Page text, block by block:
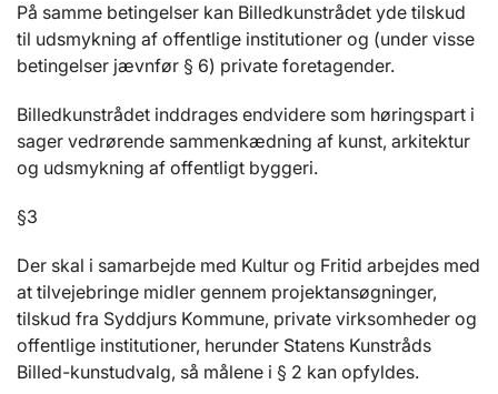
På samme betingelser kan Billedkunstrådet yde tilskud
til udsmykning af offentlige institutioner og (under visse
betingelser jævnfør § 6) private foretagender.
Billedkunstrådet inddrages endvidere som høringspart i
sager vedrørende sammenkædning af kunst, arkitektur
og udsmykning af offentligt byggeri.
§3
Der skal i samarbejde med Kultur og Fritid arbejdes med
at tilvejebringe midler gennem projektansøgninger,
tilskud fra Syddjurs Kommune, private virksomheder og
offentlige institutioner, herunder Statens Kunstråds
Billed-kunstudvalg, så målene i § 2 kan opfyldes.